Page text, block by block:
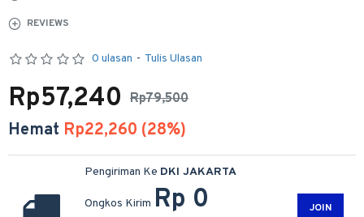
REVIEWS
0 ulasan - Tulis Ulasan
Rp79,500
Rp57,240
Hemat Rp22,260 (28%)
Pengiriman Ke DKI JAKARTA
Ongkos Kirim Rp 0 JOIN